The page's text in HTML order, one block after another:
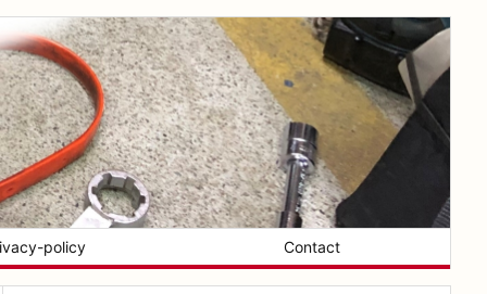
policy Contact